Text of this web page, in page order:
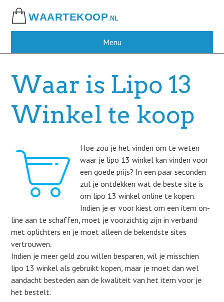
main
Menu
Waar is Lipo 13
Winkel te koop
Hoe zou je het vinden om te weten
waar je lipo 13 winkel kan vinden voor
een goede prijs? In een paar seconden
zul je ontdekken wat de beste site is
om lipo 13 winkel online te kopen.
Indien je er voor kiest om een item on-
line aan te schaffen, moet je voorzichtig zijn in verband
met oplichters en je moet alleen de bekendste sites
vertrouwen.
Indien je meer geld zou willen besparen, wil je misschien
lipo 13 winkel als gebruikt kopen, maar je moet dan wel
aandacht besteden aan de kwaliteit van het item voor je
het bestelt.